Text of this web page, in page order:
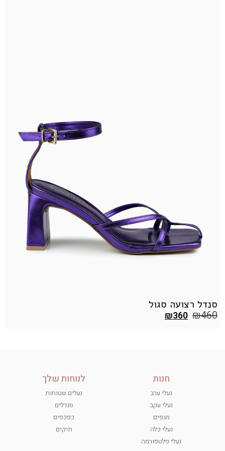
סנדל רצועה סגול
₪460
₪360
חנות
נעלי ערב
נעלי עקב
מגפים
נעלי כלה
נעלי פלטפורמה
לנוחות שלך
נעלים שטוחות
סנדלים
כפכפים
תיקים